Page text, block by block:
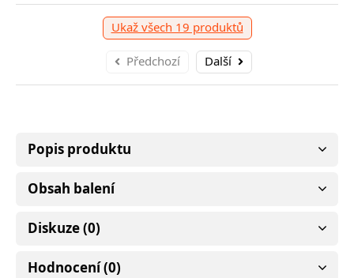
Ukaž všech 19 produktů
Předchozí Další
Popis produktu
Obsah balení
Diskuze (0)
Hodnocení (0)